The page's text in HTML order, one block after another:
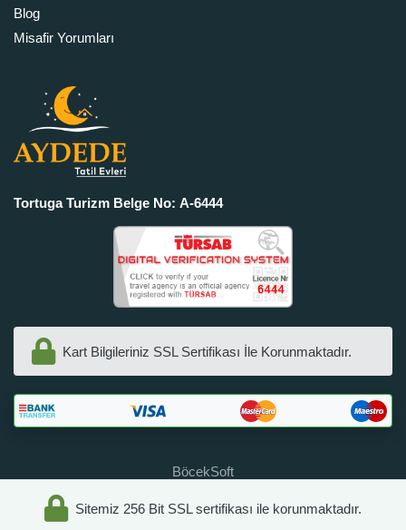
Blog
Misafir Yorumları
Tortuga Turizm Belge No: A-6444
Kart Bilgileriniz SSL Sertifikası İle Korunmaktadır.
BöcekSoft
Sitemiz 256 Bit SSL sertifikası ile korunmaktadır.